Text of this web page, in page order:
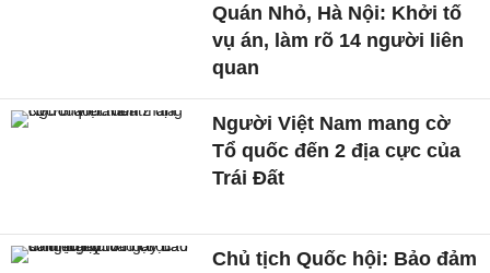
Quán Nhỏ, Hà Nội: Khởi tố
vụ án, làm rõ 14 người liên
quan
Người Việt Nam mang cờ
Tổ quốc đến 2 địa cực của
Trái Đất
Chủ tịch Quốc hội: Bảo đảm